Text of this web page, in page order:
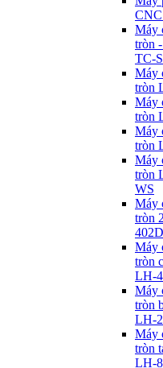
CNC
Máy
tròn
TC-S
Máy
tròn
Máy
tròn
Máy
tròn
Máy
tròn
WS
Máy
tròn
402D
Máy
tròn
LH-
Máy
tròn
LH-
Máy
tròn
LH-